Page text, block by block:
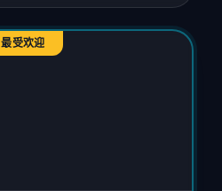
最受欢迎